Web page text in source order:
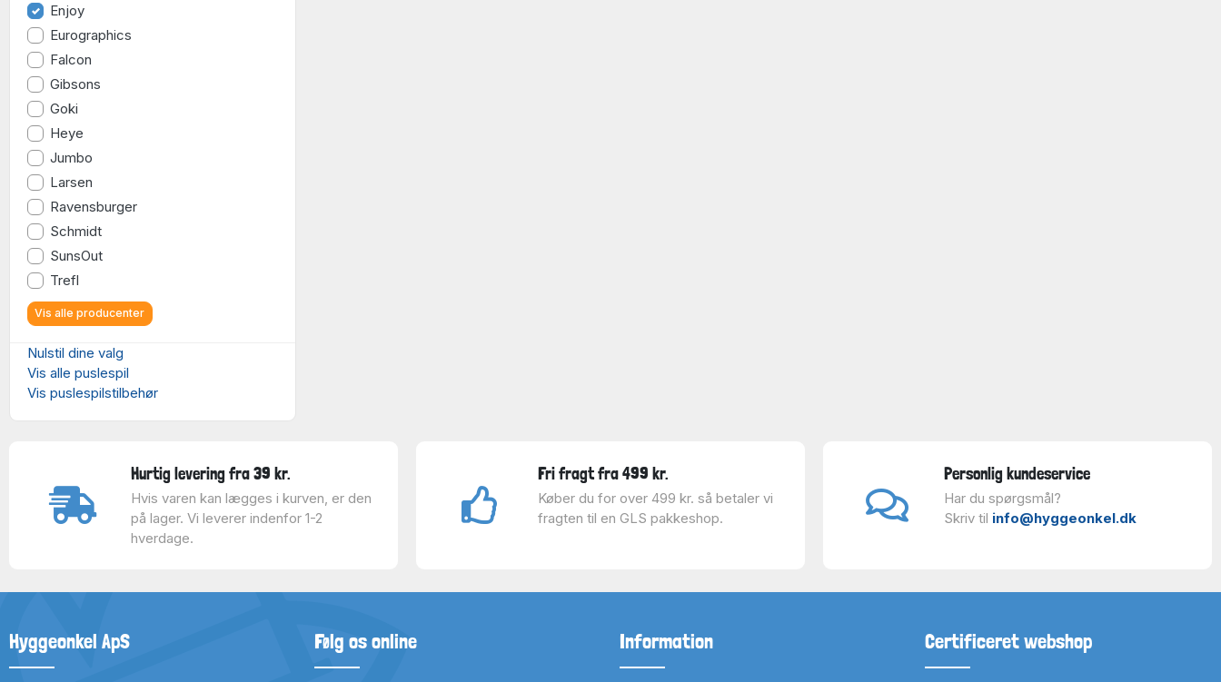
Enjoy
Eurographics
Falcon
Gibsons
Goki
Heye
Jumbo
Larsen
Ravensburger
Schmidt
SunsOut
Trefl
Vis alle producenter
Nulstil dine valg
Vis alle puslespil
Vis puslespilstilbehør
Hurtig levering fra 39 kr.
Hvis varen kan lægges i kurven, er den
på lager. Vi leverer indenfor 1-2
hverdage.
Fri fragt fra 499 kr.
Køber du for over 499 kr. så betaler vi
fragten til en GLS pakkeshop.
Personlig kundeservice
Har du spørgsmål?
Skriv til info@hyggeonkel.dk
Hyggeonkel ApS Følg os online Information Certificeret webshop